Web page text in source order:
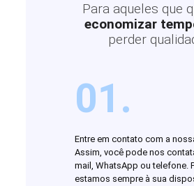
Para aqueles que
economizar
perder
01.
Entre em contato com a
Assim, você pode nos
mail, WhatsApp ou telefone.
estamos sempre à sua